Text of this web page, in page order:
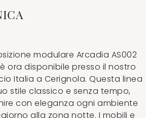
modulare Arcadia AS002
ora disponibile presso il nostro
Italia a Cerignola. Questa linea
stile classico e senza tempo,
con eleganza ogni ambiente
alla zona notte. I mobili e